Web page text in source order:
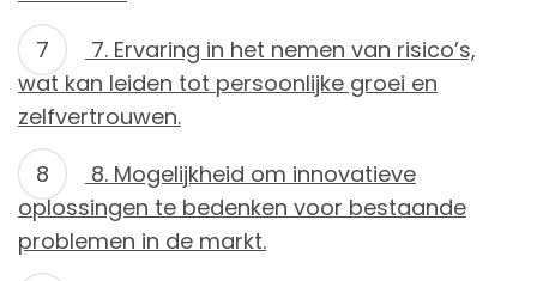
7. Ervaring in het nemen van risico’s,
wat kan leiden tot persoonlijke groei en
zelfvertrouwen.
8. Mogelijkheid om innovatieve
oplossingen te bedenken voor bestaande
problemen in de markt.